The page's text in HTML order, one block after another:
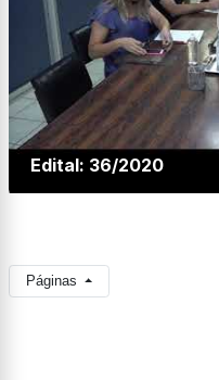
Edital: 36/2020
Páginas